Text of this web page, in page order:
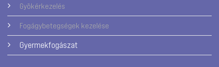
Gyökérkezelés
Fogágybetegségek kezelése
Gyermekfogászat